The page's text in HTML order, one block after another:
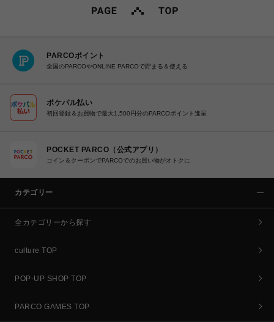
PARCOポイント
全国のPARCOやONLINE PARCOで貯まる＆使える
ポケパル払い
初回登録＆お買物で最大1,500円分のPARCOポイント進呈
POCKET PARCO（公式アプリ）
コイン＆クーポンでPARCOでのお買い物がオトクに
カテゴリー
全カテゴリーから探す
culture TOP
POP-UP SHOP TOP
PARCO GAMES TOP